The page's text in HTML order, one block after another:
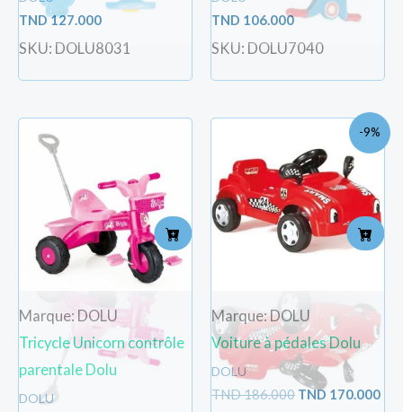
TND127.000
SKU: DOLU8031
TND 106.000
SKU: DOLU7040
Marque: DOLU
Tricycle Unicorn contrôle
parentale Dolu
DOLU
-9%
Marque: DOLU
Voiture à pédales Dolu
DOLU
TND186.000
initial
était :
TND
186.000.
TND 170.000
Le
prix